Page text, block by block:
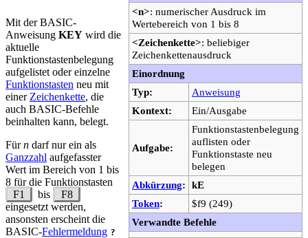
<n>: numerischer Ausdruck im
Wertebereich von 1 bis 8
<Zeichenkette>: beliebiger
Zeichenkettenausdruck
Einordnung
Typ:
Anweisung
Kontext:
Ein/Ausgabe
Aufgabe:
Funktionstastenbelegung
auflisten oder
Funktionstaste neu
belegen
Abkürzung: kE
Token:
$f9 (249)
Verwandte Befehle
Mit der BASIC-
Anweisung KEY wird die
aktuelle
Funktionstastenbelegung
aufgelistet oder einzelne
Funktionstasten neu mit
einer Zeichenkette, die
auch BASIC-Befehle
beinhalten kann, belegt.
Fürn darf nur ein als
Ganzzahl aufgefasster
Wert im Bereich von 1 bis
8 für die Funktionstasten
F1
bis
F8
eingesetzt werden,
ansonsten erscheint die
BASIC-Fehlermeldung ?